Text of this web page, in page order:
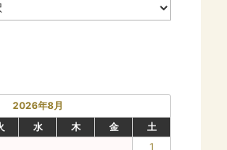
2026年8月
水 木 金
土
1